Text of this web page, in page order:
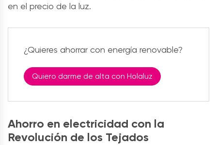
en el precio de la luz.
¿Quieres ahorrar con energía renovable?
Quiero darme de alta con Holaluz
Ahorro en electricidad con la
Revolución de los Tejados